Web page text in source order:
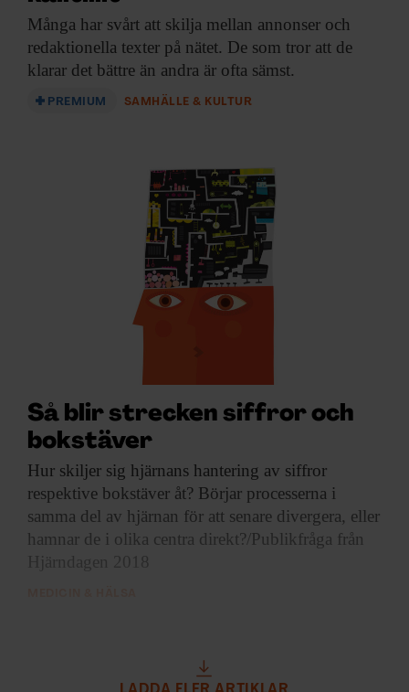
Många har svårt att skilja mellan annonser och
redaktionella texter på nätet. De som tror att de
klarar det bättre än andra är ofta sämst.
PREMIUM SAMHÄLLE & KULTUR
Så blir strecken siffror och
bokstäver
Hur skiljer sig hjärnans hantering av siffror
respektive bokstäver åt? Börjar processerna i
samma del av hjärnan för att senare divergera, eller
hamnar de i olika centra direkt?/Publikfråga från
Hjärndagen 2018